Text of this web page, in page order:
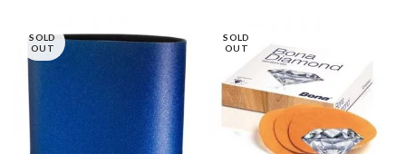
SOLD
OUT
SOLD
OUT